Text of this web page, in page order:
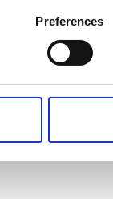
Preferences